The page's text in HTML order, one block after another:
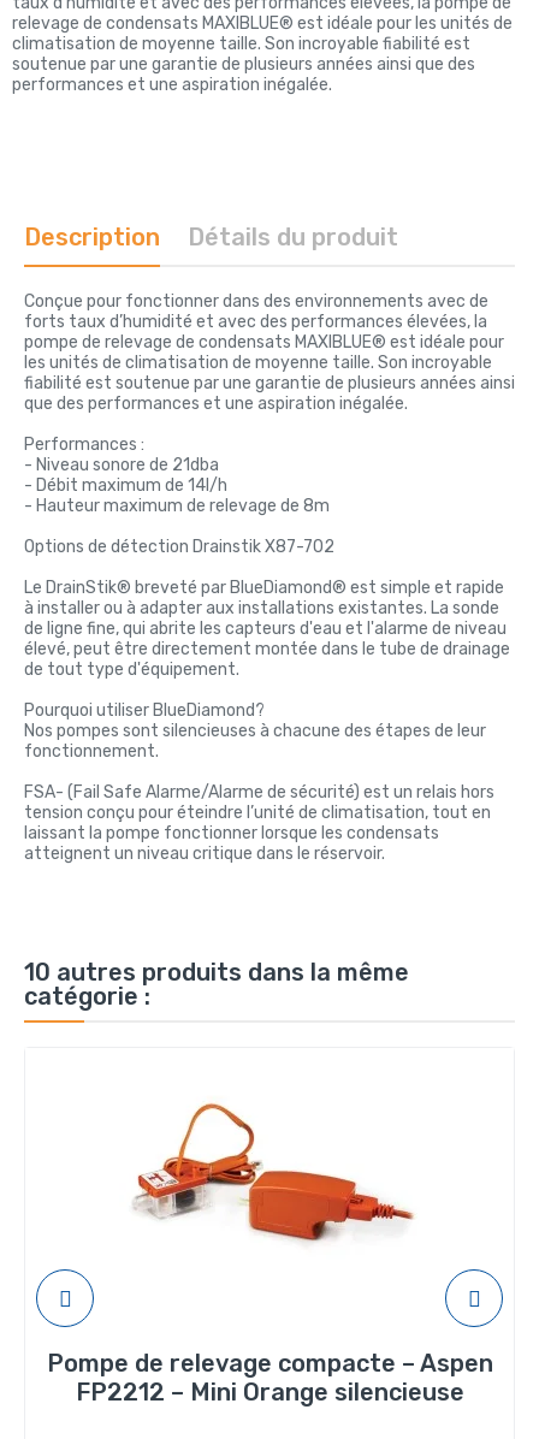
relevage de condensats MAXIBLUE® est idéale pour les unités de
climatisation de moyenne taille. Son incroyable fiabilité est
soutenue par une garantie de plusieurs années ainsi que des
performances et une aspiration inégalée.
Description Détails du produit
Conçue pour fonctionner dans des environnements avec de
forts taux d’humidité et avec des performances élevées, la
pompe de relevage de condensats MAXIBLUE® est idéale pour
les unités de climatisation de moyenne taille. Son incroyable
fiabilité est soutenue par une garantie de plusieurs années ainsi
que des performances et une aspiration inégalée.
Performances :
- Niveau sonore de 21dba
- Débit maximum de 14l/h
- Hauteur maximum de relevage de 8m
Options de détection Drainstik X87-702
Le DrainStik® breveté par BlueDiamond® est simple et rapide
à installer ou à adapter aux installations existantes. La sonde
de ligne fine, qui abrite les capteurs d'eau et l'alarme de niveau
élevé, peut être directement montée dans le tube de drainage
de tout type d'équipement.
Pourquoi utiliser BlueDiamond?
Nos pompes sont silencieuses à chacune des étapes de leur
fonctionnement.
FSA- (Fail Safe Alarme/Alarme de sécurité) est un relais hors
tension conçu pour éteindre l’unité de climatisation, tout en
laissant la pompe fonctionner lorsque les condensats
atteignent un niveau critique dans le réservoir.
10 autres produits dans la même
catégorie :
Pompe de relevage compacte – Aspen
FP2212 – Mini Orange silencieuse